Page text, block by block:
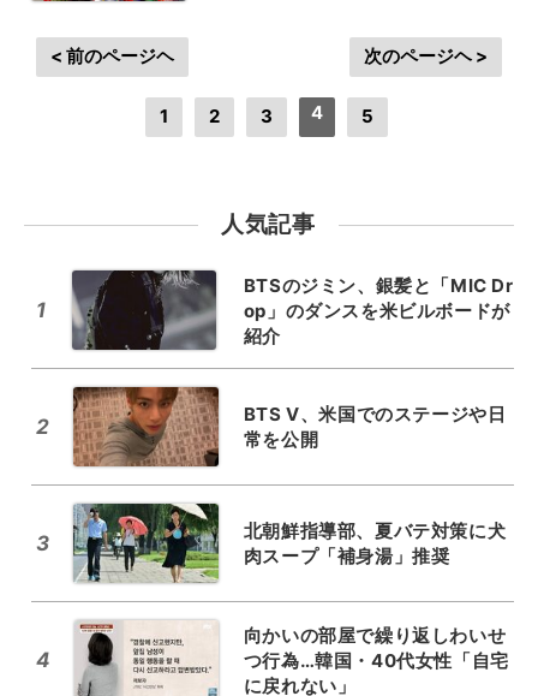
< 前のページヘ
1 2 3 4 5
次のページヘ >
人気記事
1
BTSのジミン、銀髪と「MIC Dr
op」のダンスを米ビルボードが
紹介
2
BTS V、米国でのステージや日
常を公開
3
北朝鮮指導部、夏バテ対策に犬
肉スープ「補身湯」推奨
4
向かいの部屋で繰り返しわいせ
つ行為…韓国・40代女性「自宅
に戻れない」